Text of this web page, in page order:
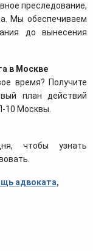
преследование,
Мы обеспечиваем
до вынесения
в Москве
время? Получите
план действий
10 Москвы.
чтобы узнать
адвоката,